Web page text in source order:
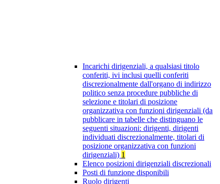
Incarichi dirigenziali, a qualsiasi titolo
conferiti, ivi inclusi quelli conferiti
discrezionalmente dall'organo di indirizzo
politico senza procedure pubbliche di
selezione e titolari di posizione
organizzativa con funzioni dirigenziali (da
pubblicare in tabelle che distinguano le
seguenti situazioni: dirigenti, dirigenti
individuati discrezionalmente, titolari di
posizione organizzativa con funzioni
dirigenziali) 1
Elenco posizioni dirigenziali discrezionali
Posti di funzione disponibili
Ruolo dirigenti